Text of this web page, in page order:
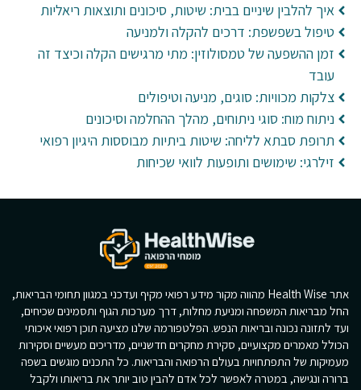
איך להלבין שיניים בבית: שיטות, סיכונים ותוצאות ריאליות
טיפול בשפשפת: דרכים להקלה ולמניעה
זמן ההשפעה של טמסולוזין: מתי מרגישים הקלה וכיצד זה
עובד
צלקות מכוויות: סוגים, מניעה וטיפולים
ניתוח מוח: סוגי ניתוחים, מהלך ההחלמה וסיכונים
תרופת סבתא לליחה: שיטות ביתיות מבוססות היגיון רפואי
זילרגי: שימושים ותופעות לוואי שכיחות
אתר Health Wise מהווה מקור מידע רפואי מקיף ועדכני במגוון תחומי הבריאות,
החל מבריאות המשפחה ומניעת מחלות, דרך מערכות הגוף ותסמינים שכיחים,
ועד לתזונה נכונה ובריאות הנפש. הפלטפורמה שלנו מציעה תוכן רפואי איכותי
הכולל מאמרים מקצועיים, סקירת מחקרים חדשניים, מדריכים מעשיים וסקירות
מעמיקות של התפתחויות בעולם הרפואה והבריאות. כל התכנים מוגשים בשפה
ברורה ונגישה, במטרה לאפשר לכל אדם להבין טוב יותר את בריאותו ולקבל